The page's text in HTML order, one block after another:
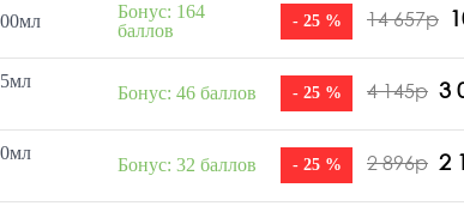
Бонус: 164
баллов
- 25 % 14 657р
Бонус: 46 баллов - 25 % 4 145р 3
Бонус: 32 баллов - 25 % 2 896р 2